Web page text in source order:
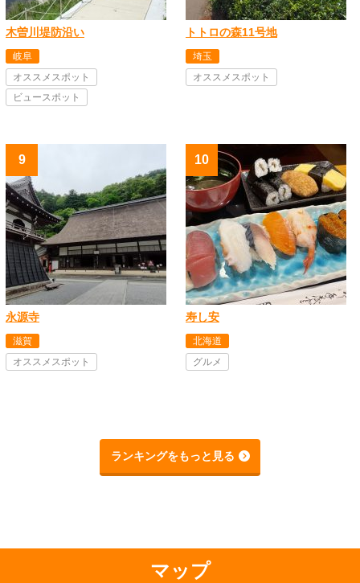
木曽川堤防沿い
岐阜
オススメスポット
ビュースポット
トトロの森11号地
埼玉
オススメスポット
永源寺
滋賀
オススメスポット
寿し安
北海道
グルメ
ランキングをもっと見る
マップ